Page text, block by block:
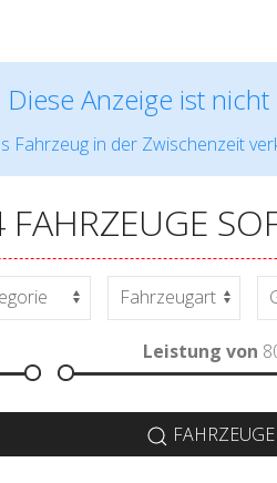
Diese Anzeige ist
Fahrzeug in der Zwischenzeit
Leistung von